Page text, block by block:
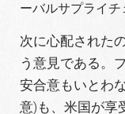
ーバルサプライチ
次に心配された
う意見である。
安合意もいとわ
意)も、米国が享